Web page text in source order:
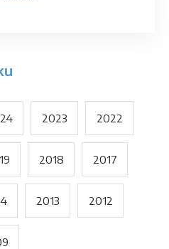
2023 2022
2018 2017
2013 2012